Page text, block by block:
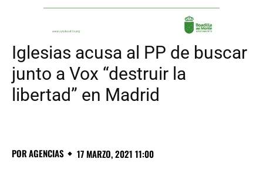
Iglesias acusa al PP de buscar
junto a Vox “destruir la
libertad” en Madrid
PORAGENCIAS 17 MARZO, 2021 11:00